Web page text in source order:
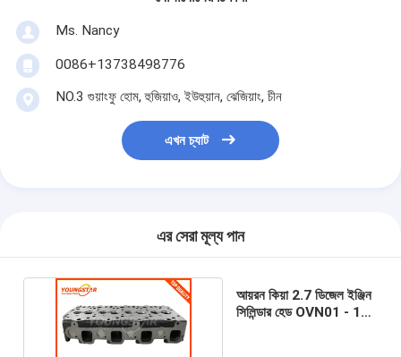
আমাদের সাথে যোগাযোগ
ইঞ্জিন সিলিন্ডার মাথা
ইঞ্জিন ক্র্যাংকশফ্ট
Ms. Nancy
0086+13738498776
NO.3 গুয়াংফু হোম, হুজিয়াও, ইউহুয়ান, ঝেজিয়াং, চীন
এখন চ্যাট
এর সেরা মূল্য পান
আয়রন কিয়া 2.7 ডিজেল ইঞ্জিন
সিলিন্ডার হেড OVN01 - 10